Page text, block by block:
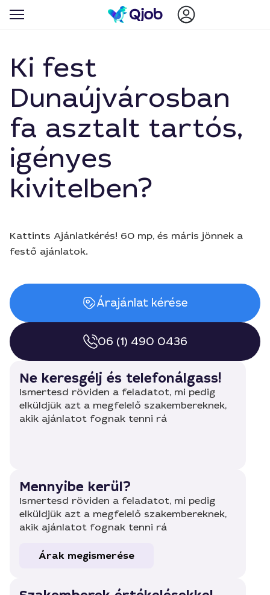
Ki fest
Dunaújvárosban
fa asztalt tartós,
igényes
kivitelben?
Kattints Ajánlatkérés! 60 mp, és máris jönnek a
festő ajánlatok.
Árajánlat kérése
06 (1) 490 0436
Ne keresgélj és telefonálgass!
Ismertesd röviden a feladatot, mi pedig
elküldjük azt a megfelelő szakembereknek,
akik ajánlatot fognak tenni rá
Mennyibe kerül?
Ismertesd röviden a feladatot, mi pedig
elküldjük azt a megfelelő szakembereknek,
akik ajánlatot fognak tenni rá
Árak megismerése